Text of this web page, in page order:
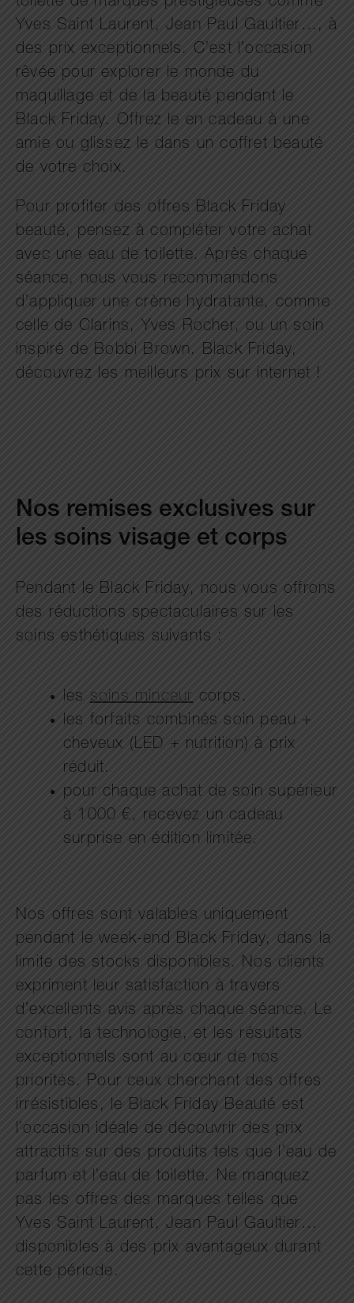
Yves Saint Laurent, Jean Paul Gaultier…, à
des prix exceptionnels. C’est l’occasion
rêvée pour explorer le monde du
maquillage et de la beauté pendant le
Black Friday. Offrez le en cadeau à une
amie ou glissez le dans un coffret beauté
de votre choix.
Pour profiter des offres Black Friday
beauté, pensez à compléter votre achat
avec une eau de toilette. Après chaque
séance, nous vous recommandons
d’appliquer une crème hydratante, comme
celle de Clarins, Yves Rocher, ou un soin
inspiré de Bobbi Brown. Black Friday,
découvrez les meilleurs prix sur internet !
Nos remises exclusives sur
les soins visage et corps
Pendant le Black Friday, nous vous offrons
des réductions spectaculaires sur les
soins esthétiques suivants :
les soins minceurcorps.
les forfaits combinés soin peau +
cheveux (LED + nutrition) à prix
réduit.
pour chaque achat de soin supérieur
à 1000 €, recevez un cadeau
surprise en édition limitée.
Nos offres sont valables uniquement
pendant le week-end Black Friday, dans la
limite des stocks disponibles. Nos clients
expriment leur satisfaction à travers
d’excellents avis après chaque séance. Le
confort, la technologie, et les résultats
exceptionnels sont au cœur de nos
priorités. Pour ceux cherchant des offres
irrésistibles, le Black Friday Beauté est
l’occasion idéale de découvrir des prix
attractifs sur des produits tels que l’eau de
parfum et l’eau de toilette. Ne manquez
pas les offres des marques telles que
Yves Saint Laurent, Jean Paul Gaultier…
disponibles à des prix avantageux durant
cette période.